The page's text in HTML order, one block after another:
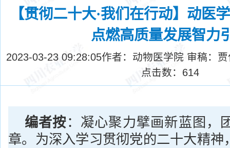
【贯彻二十大·我们在行动】动医
点燃高质量发展智力
2023-03-23 09:28:05作者：动物医学院 审稿：
点击数： 614
编者按：凝心聚力擘画新蓝图，
章。为深入学习贯彻党的二十大精神